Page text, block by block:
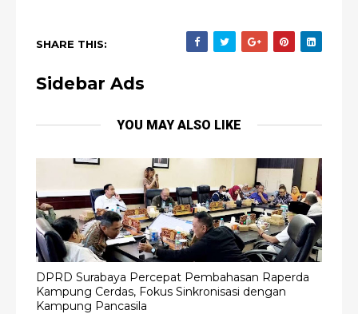
SHARE THIS:
Sidebar Ads
YOU MAY ALSO LIKE
DPRD Surabaya Percepat Pembahasan Raperda
Kampung Cerdas, Fokus Sinkronisasi dengan
Kampung Pancasila